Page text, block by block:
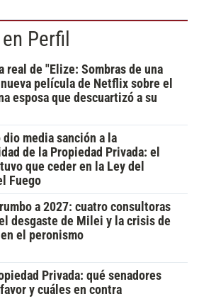
Perfil
real de "Elize: Sombras de una
película de Netflix sobre el
esposa que descuartizó a su
dio media sanción a la
de la Propiedad Privada: el
que ceder en la Ley del
Fuego
a 2027: cuatro consultoras
desgaste de Milei y la crisis de
el peronismo
Privada: qué senadores
y cuáles en contra